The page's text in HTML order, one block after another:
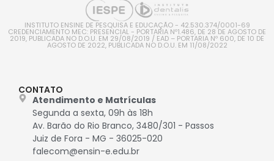
INSTITUTO ENSINE DE PESQUISA E EDUCAÇÃO - 42.530.374/0001-69
CREDENCIAMENTO MEC: PRESENCIAL - PORTARIA Nº1.486, DE 28 DE AGOSTO DE
2019, PUBLICADA NO D.O.U. EM 29/08/2019 / EAD – PORTARIA Nº 600, DE 10 DE
AGOSTO DE 2022, PUBLICADA NO D.O.U. EM 11/08/2022
CONTATO
Atendimento e Matrículas
Segunda a sexta, 09h às 18h
Av. Barão do Rio Branco, 3480/301 - Passos
Juiz de Fora - MG - 36025-020
falecom@ensin-e.edu.br